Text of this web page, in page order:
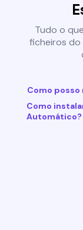
Tudo o
ficheiros do
Como posso
Como
Automático?